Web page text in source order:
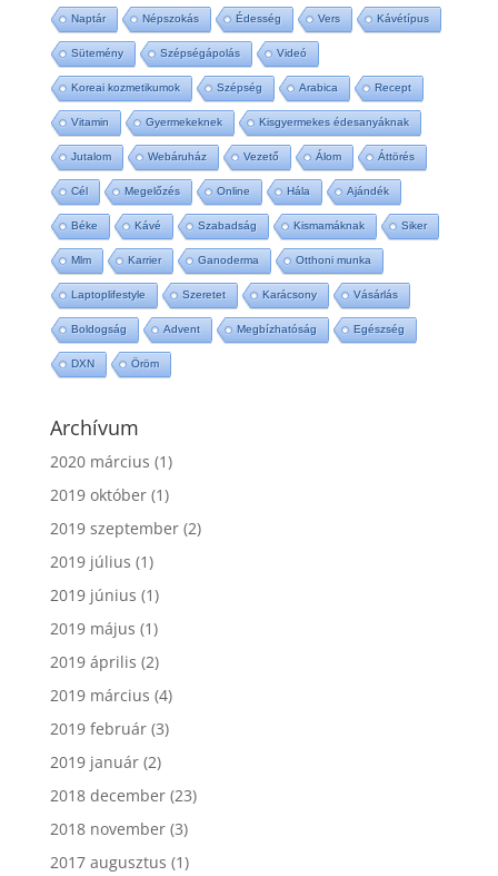
Naptár Népszokás Édesség Vers Kávétípus
Sütemény Szépségápolás Videó
Koreai kozmetikumok Szépség Arabica Recept
Vitamin Gyermekeknek Kisgyermekes édesanyáknak
Jutalom Webáruház Vezető Álom Áttörés
Cél Megelőzés Online Hála Ajándék
Béke Kávé Szabadság Kismamáknak Siker
Mlm Karrier Ganoderma Otthoni munka
Laptoplifestyle Szeretet Karácsony Vásárlás
Boldogság Advent Megbízhatóság Egészség
DXN Öröm
Archívum
2020 március (1)
2019 október(1)
2019 szeptember(2)
2019 július (1)
2019 június (1)
2019 május (1)
2019 április (2)
2019 március (4)
2019 február(3)
2019 január(2)
2018 december(23)
2018 november(3)
2017 augusztus (1)